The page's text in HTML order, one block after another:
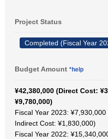
Project Status
Completed (Fiscal Year
Budget Amount *help
¥42,380,000 (Direct Cost:
¥9,780,000)
Fiscal Year 2023: ¥7,930,000
Indirect Cost: ¥1,830,000)
Fiscal Year 2022: